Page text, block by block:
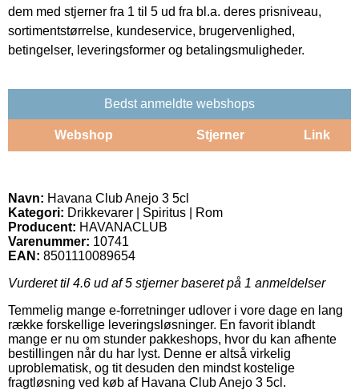
dem med stjerner fra 1 til 5 ud fra bl.a. deres prisniveau,
sortimentstørrelse, kundeservice, brugervenlighed,
betingelser, leveringsformer og betalingsmuligheder.
Bedst anmeldte webshops
Webshop Stjerner Link
Navn: Havana Club Anejo 3 5cl
Kategori: Drikkevarer | Spiritus | Rom
Producent: HAVANACLUB
Varenummer: 10741
EAN: 8501110089654
Vurderet til 4.6 ud af 5 stjerner baseret på 1 anmeldelser
Temmelig mange e-forretninger udlover i vore dage en lang
række forskellige leveringsløsninger. En favorit iblandt
mange er nu om stunder pakkeshops, hvor du kan afhente
bestillingen når du har lyst. Denne er altså virkelig
uproblematisk, og tit desuden den mindst kostelige
fragtløsning ved køb af Havana Club Anejo 3 5cl.